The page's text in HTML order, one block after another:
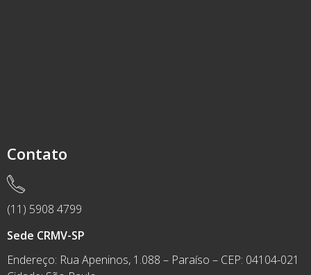
Contato
(11) 5908 4799
Sede CRMV-SP
Endereço: Rua Apeninos, 1.088 – Paraíso – CEP: 04104-021